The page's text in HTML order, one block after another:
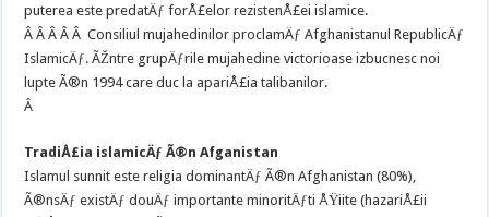
puterea este predatÄƒ forÅ£elor rezistenÅ£ei islamice.
Â Â Â Â Â Consiliul mujahedinilor proclamÄƒ Afghanistanul RepublicÄƒ
IslamicÄƒ. ÃŽntre grupÄƒrile mujahedine victorioase izbucnesc noi
lupte Ã®n 1994 care duc la apariÅ£ia talibanilor.
Â
TradiÅ£ia islamicÄƒ Ã®n Afganistan
Islamul sunnit este religia dominantÄƒ Ã®n Afghanistan (80%),
Ã®nsÄƒ existÄƒ douÄƒ importante minoritÄƒti ÅŸiite (hazariÅ£ii